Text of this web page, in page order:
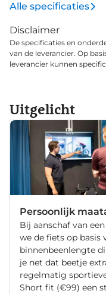
Alle specificaties
Disclaimer
De specificaties en
van de leverancier. Op
leverancier kunnen
Uitgelicht
Persoonlijk
Bij aanschaf van
we de fiets op basis
binnenbeenlengte
je net dat beetje
regelmatig
Short fit (€99) een